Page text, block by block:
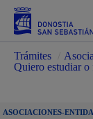
Trámites
Quiero estudiar o
ASOCIACIONES-